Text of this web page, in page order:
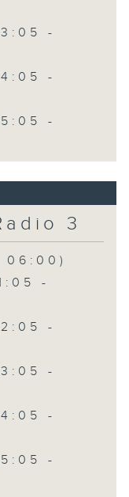
-
-
-
3
06:00)
-
-
-
-
-